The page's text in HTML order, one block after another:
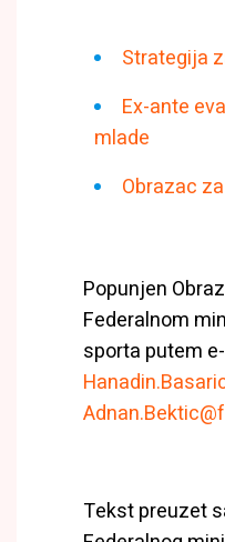
Strategija
Ex-ante
mlade
Obrazac
Popunjen
Federalnom
sporta putem
Tekst preuzet